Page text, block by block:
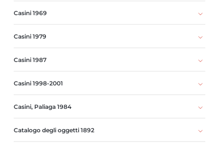
Casini 1969
Casini 1979
Casini 1987
Casini 1998-2001
Casini, Paliaga 1984
Catalogo degli oggetti 1892